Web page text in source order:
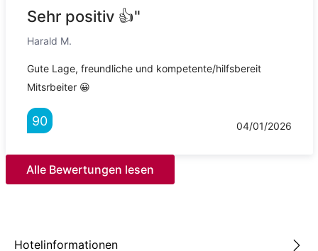
Sehr positiv 👍"
Harald M.
Gute Lage, freundliche und kompetente/hilfsbereit
Mitsrbeiter 😀
90 04/01/2026
Alle Bewertungen lesen
Hotelinformationen